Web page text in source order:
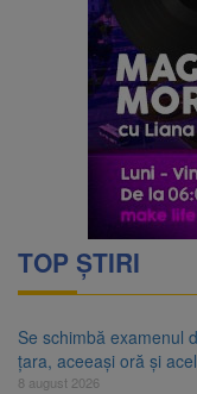
TOP ȘTIRI
Se schimbă examenul
țara, aceeași oră și
8 august 2026